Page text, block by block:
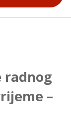
radnog
–